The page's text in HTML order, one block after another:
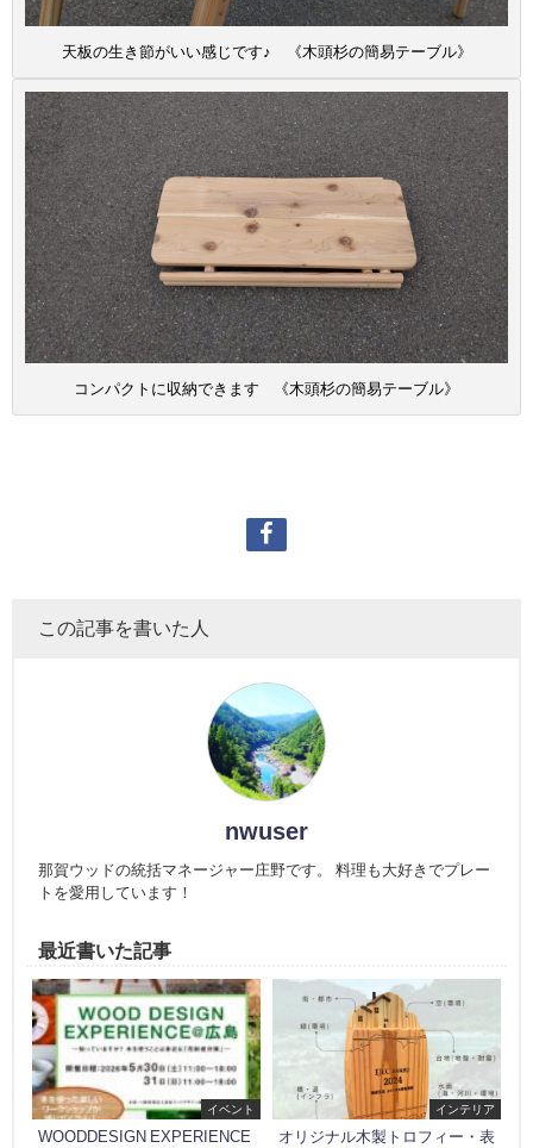
天板の生き節がいい感じです♪ 《木頭杉の簡易テーブル》
コンパクトに収納できます 《木頭杉の簡易テーブル》
この記事を書いた人
nwuser
那賀ウッドの統括マネージャー庄野です。 料理も大好きでプレー
トを愛用しています！
最近書いた記事
イベント
WOODDESIGN EXPERIENCE
インテリア
オリジナル木製トロフィー・表